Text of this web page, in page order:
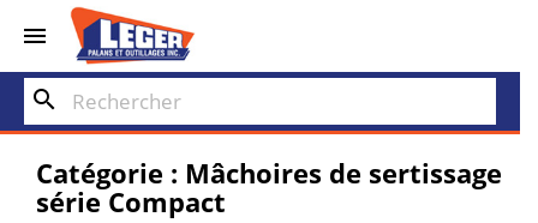

search
Catégorie : Mâchoires de sertissage
série Compact